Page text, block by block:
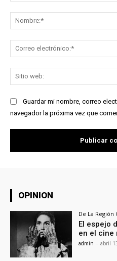
Guardar mi nombre, correo
navegador la próxima vez que
OPINION
De La Región
El espejo
en el cine
admin - abril